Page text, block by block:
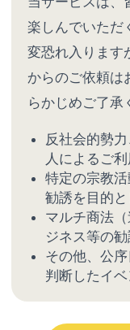
楽しんでいただ
変恐れ入ります
からのご依頼は
らかじめご了承
反社会的勢
人によるご利
特定の宗教
勧誘を目的
マルチ商法
ジネス等の
その他、公
判断したイベ